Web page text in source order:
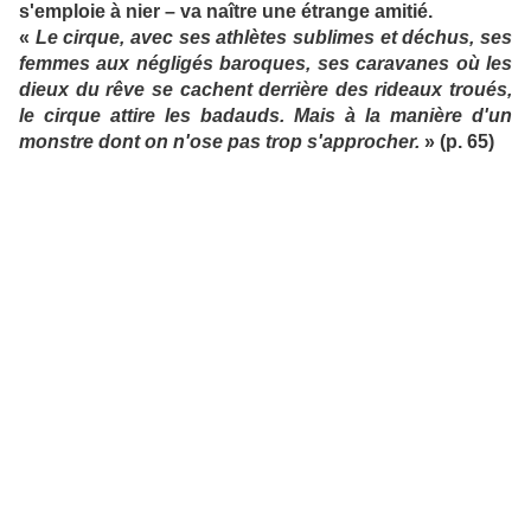
s'emploie à nier – va naître une étrange amitié.
« Le cirque, avec ses athlètes sublimes et déchus, ses
femmes aux négligés baroques, ses caravanes où les
dieux du rêve se cachent derrière des rideaux troués,
le cirque attire les badauds. Mais à la manière d'un
monstre dont on n'ose pas trop s'approcher. » (p. 65)